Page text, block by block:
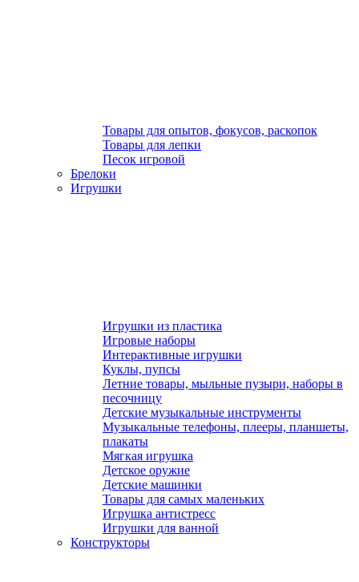
Товары для опытов, фокусов, раскопок
Товары для лепки
Песок игровой
Брелоки
Игрушки
Игрушки из пластика
Игровые наборы
Интерактивные игрушки
Куклы, пупсы
Летние товары, мыльные пузыри, наборы в
песочницу
Детские музыкальные инструменты
Музыкальные телефоны, плееры, планшеты,
плакаты
Мягкая игрушка
Детское оружие
Детские машинки
Товары для самых маленьких
Игрушка антистресс
Игрушки для ванной
Конструкторы